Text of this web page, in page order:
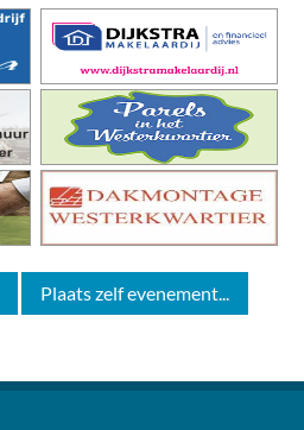
Plaats zelf evenement...